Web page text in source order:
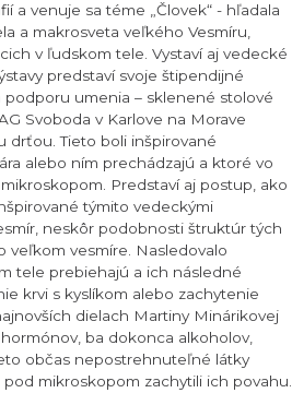
a venuje sa téme „Človek“ - hľadala
a makrosveta veľkého Vesmíru,
v ľudskom tele. Vystaví aj vedecké
predstaví svoje štipendijné
umenia – sklenené stolové
Svoboda v Karlove na Morave
drťou. Tieto boli inšpirované
alebo ním prechádzajú a ktoré vo
Predstaví aj postup, ako
týmito vedeckými
neskôr podobnosti štruktúr tých
veľkom vesmíre. Nasledovalo
tele prebiehajú a ich následné
krvi s kyslíkom alebo zachytenie
dielach Martiny Minárikovej
ba dokonca alkoholov,
občas nepostrehnuteľné látky
mikroskopom zachytili ich povahu.